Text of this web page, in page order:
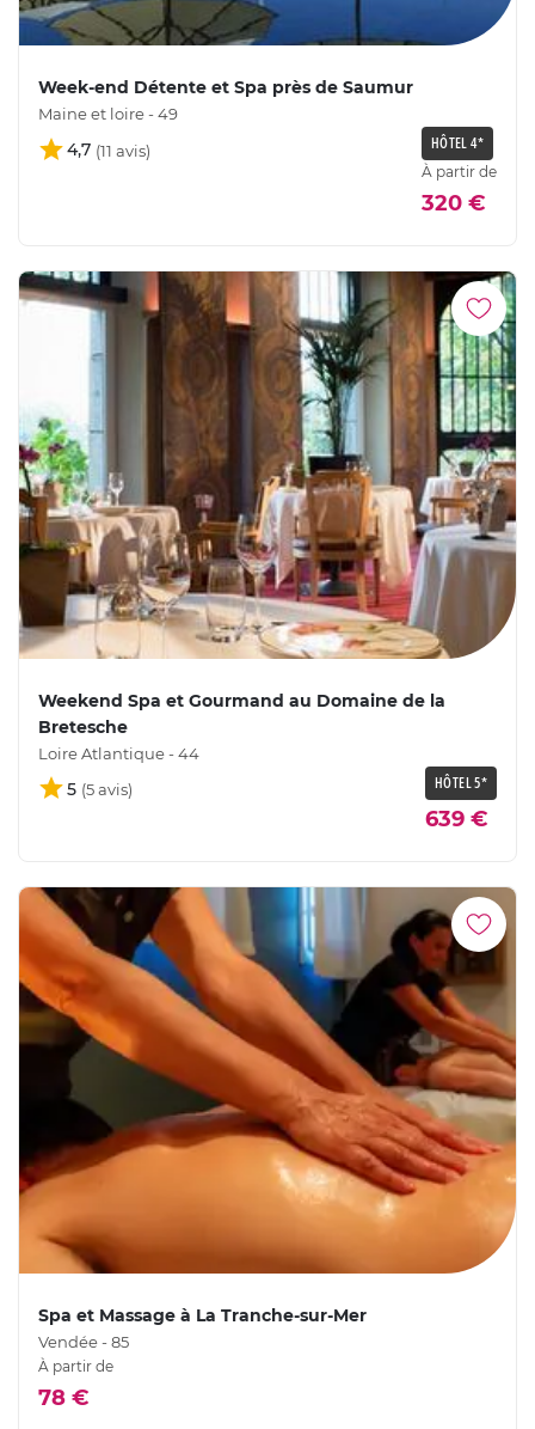
Week-end Détente et Spa près de Saumur
Maine et loire - 49
4,7 HÔTEL 4*
À partir de
320 €
Weekend Spa et Gourmand au Domaine de la
Bretesche
Loire Atlantique - 44
5 HÔTEL 5*
639 €
Spa et Massage à La Tranche-sur-Mer
Vendée - 85
À partir de
78 €